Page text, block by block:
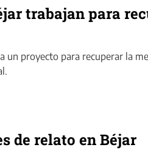
trabajan para
un proyecto para recuperar la
de relato en Béjar